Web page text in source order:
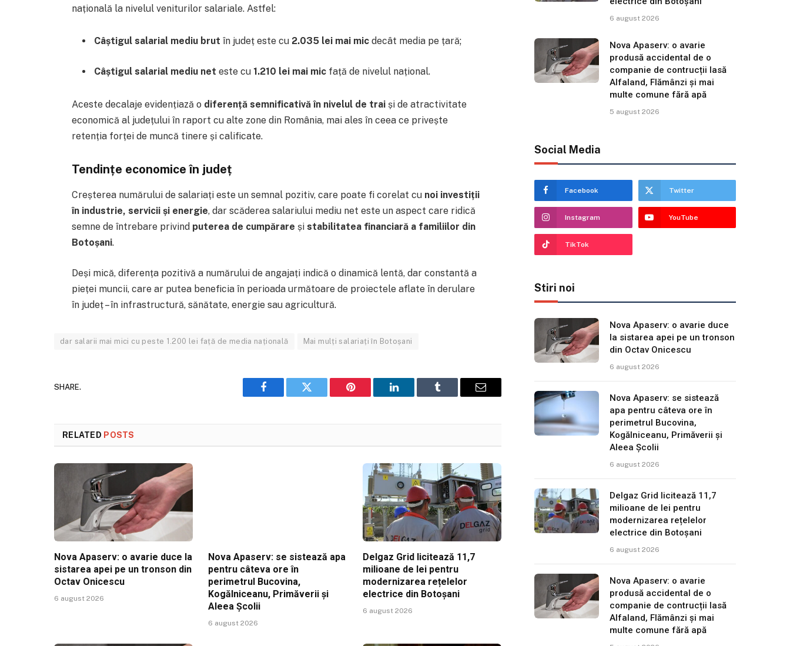
națională la nivelul veniturilor salariale. Astfel:
Câștigul salarial mediu brut în județ este cu 2.035 lei mai micdecât media pe țară;
Câștigul salarial mediu net este cu 1.210 lei mai micfață de nivelul național.
Aceste decalaje evidențiază o diferență semnificativă în nivelul de traiși de atractivitate
economică al județului în raport cu alte zone din România, mai ales în ceea ce privește
retenția forței de muncă tinere și calificate.
Tendințe economice în județ
Creșterea numărului de salariați este un semnal pozitiv, care poate fi corelat cu noi investiții
în industrie, servicii și energie, dar scăderea salariului mediu net este un aspect care ridică
semne de întrebare privind puterea de cumpărare și stabilitatea financiară a familiilor din
Botoșani.
Deși mică, diferența pozitivă a numărului de angajați indică o dinamică lentă, dar constantă a
pieței muncii, care ar putea beneficia în perioada următoare de proiectele aflate în derulare
în județ – în infrastructură, sănătate, energie sau agricultură.
dar salarii mai mici cu peste 1.200 lei față de media națională Mai mulți salariați în Botoșani
SHARE.
Facebook Twitter Pinterest LinkedIn Tumblr Email
RELATED POSTS
Nova Apaserv: o avarie duce la
sistarea apei pe un tronson din
Octav Onicescu
6 august 2026
Nova Apaserv: se sistează apa
pentru câteva ore în
perimetrul Bucovina,
Kogălniceanu, Primăverii și
Aleea Școlii
6 august 2026
Delgaz Grid licitează 11,7
milioane de lei pentru
modernizarea rețelelor
electrice din Botoșani
6 august 2026
6 august 2026
Nova Apaserv: o avarie
produsă accidental de o
companie de contrucții lasă
Alfaland, Flămânzi și mai
multe comune fără apă
5 august 2026
Social Media
Facebook Twitter
Instagram YouTube
TikTok
Stiri noi
Nova Apaserv: o avarie duce
la sistarea apei pe un tronson
din Octav Onicescu
6 august 2026
Nova Apaserv: se sistează
apa pentru câteva ore în
perimetrul Bucovina,
Kogălniceanu, Primăverii și
Aleea Școlii
6 august 2026
Delgaz Grid licitează 11,7
milioane de lei pentru
modernizarea rețelelor
electrice din Botoșani
6 august 2026
Nova Apaserv: o avarie
produsă accidental de o
companie de contrucții lasă
Alfaland, Flămânzi și mai
multe comune fără apă